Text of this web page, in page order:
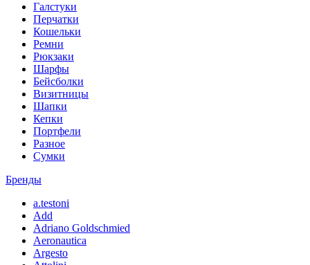
Галстуки
Перчатки
Кошельки
Ремни
Рюкзаки
Шарфы
Бейсболки
Визитницы
Шапки
Кепки
Портфели
Разное
Сумки
Бренды
a.testoni
Add
Adriano Goldschmied
Aeronautica
Argesto